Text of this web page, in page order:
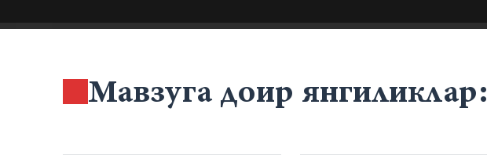
Мавзуга доир янгиликлар: